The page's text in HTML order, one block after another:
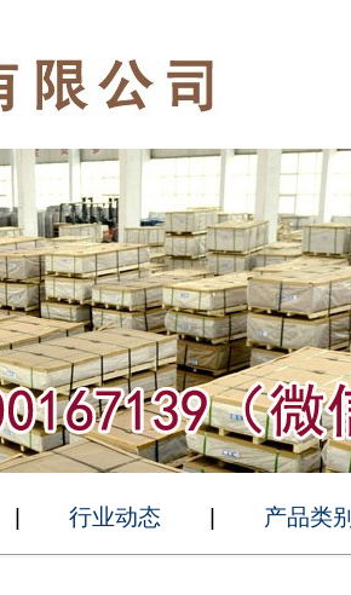
行业动态 产品类别